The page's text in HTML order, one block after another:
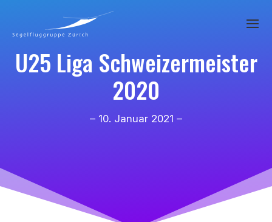
U25 Liga Schweizermeister
2020
– 10. Januar 2021 –